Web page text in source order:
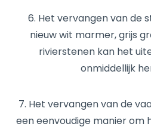
6. Het vervangen van de
nieuw wit marmer, grijs
rivierstenen kan het
onmiddellijk
7. Het vervangen van de
een eenvoudige manier om